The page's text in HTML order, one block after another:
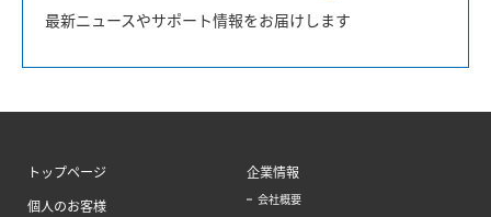
最新ニュースやサポート情報をお届けします
トップページ
個人のお客様
企業情報
会社概要